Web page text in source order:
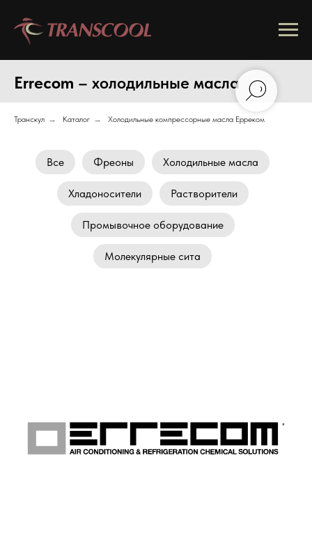
Errecom – холодильные масла
Транскул → Каталог → Холодильные компрессорные масла Ерреком
Все Фреоны Холодильные масла
Хладоносители Растворители
Промывочное оборудование
Молекулярные сита